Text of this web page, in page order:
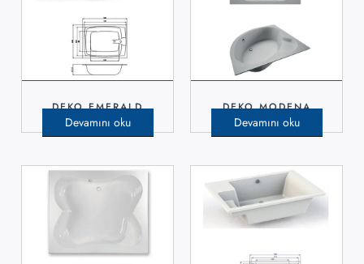
DEKO EMERALD
Devamını oku
DEKO MODENA
Devamını oku